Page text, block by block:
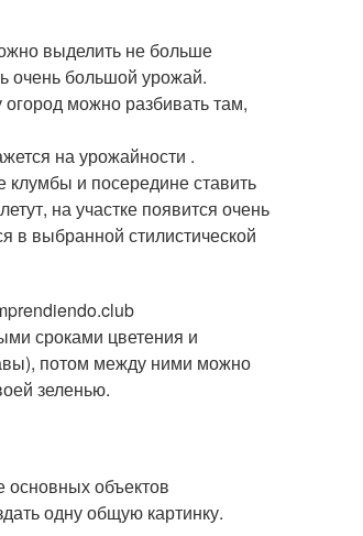
выделить не больше
очень большой урожай.
можно разбивать там,
на урожайности .
клумбы и посередине ставить
на участке появится очень
в выбранной стилистической
сроками цветения и
потом между ними можно
зеленью.
основных объектов
одну общую картинку.